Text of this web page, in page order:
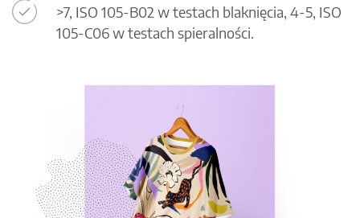
>7, ISO 105-B02 w testach blaknięcia, 4-5, ISO
105-C06 w testach spieralności.